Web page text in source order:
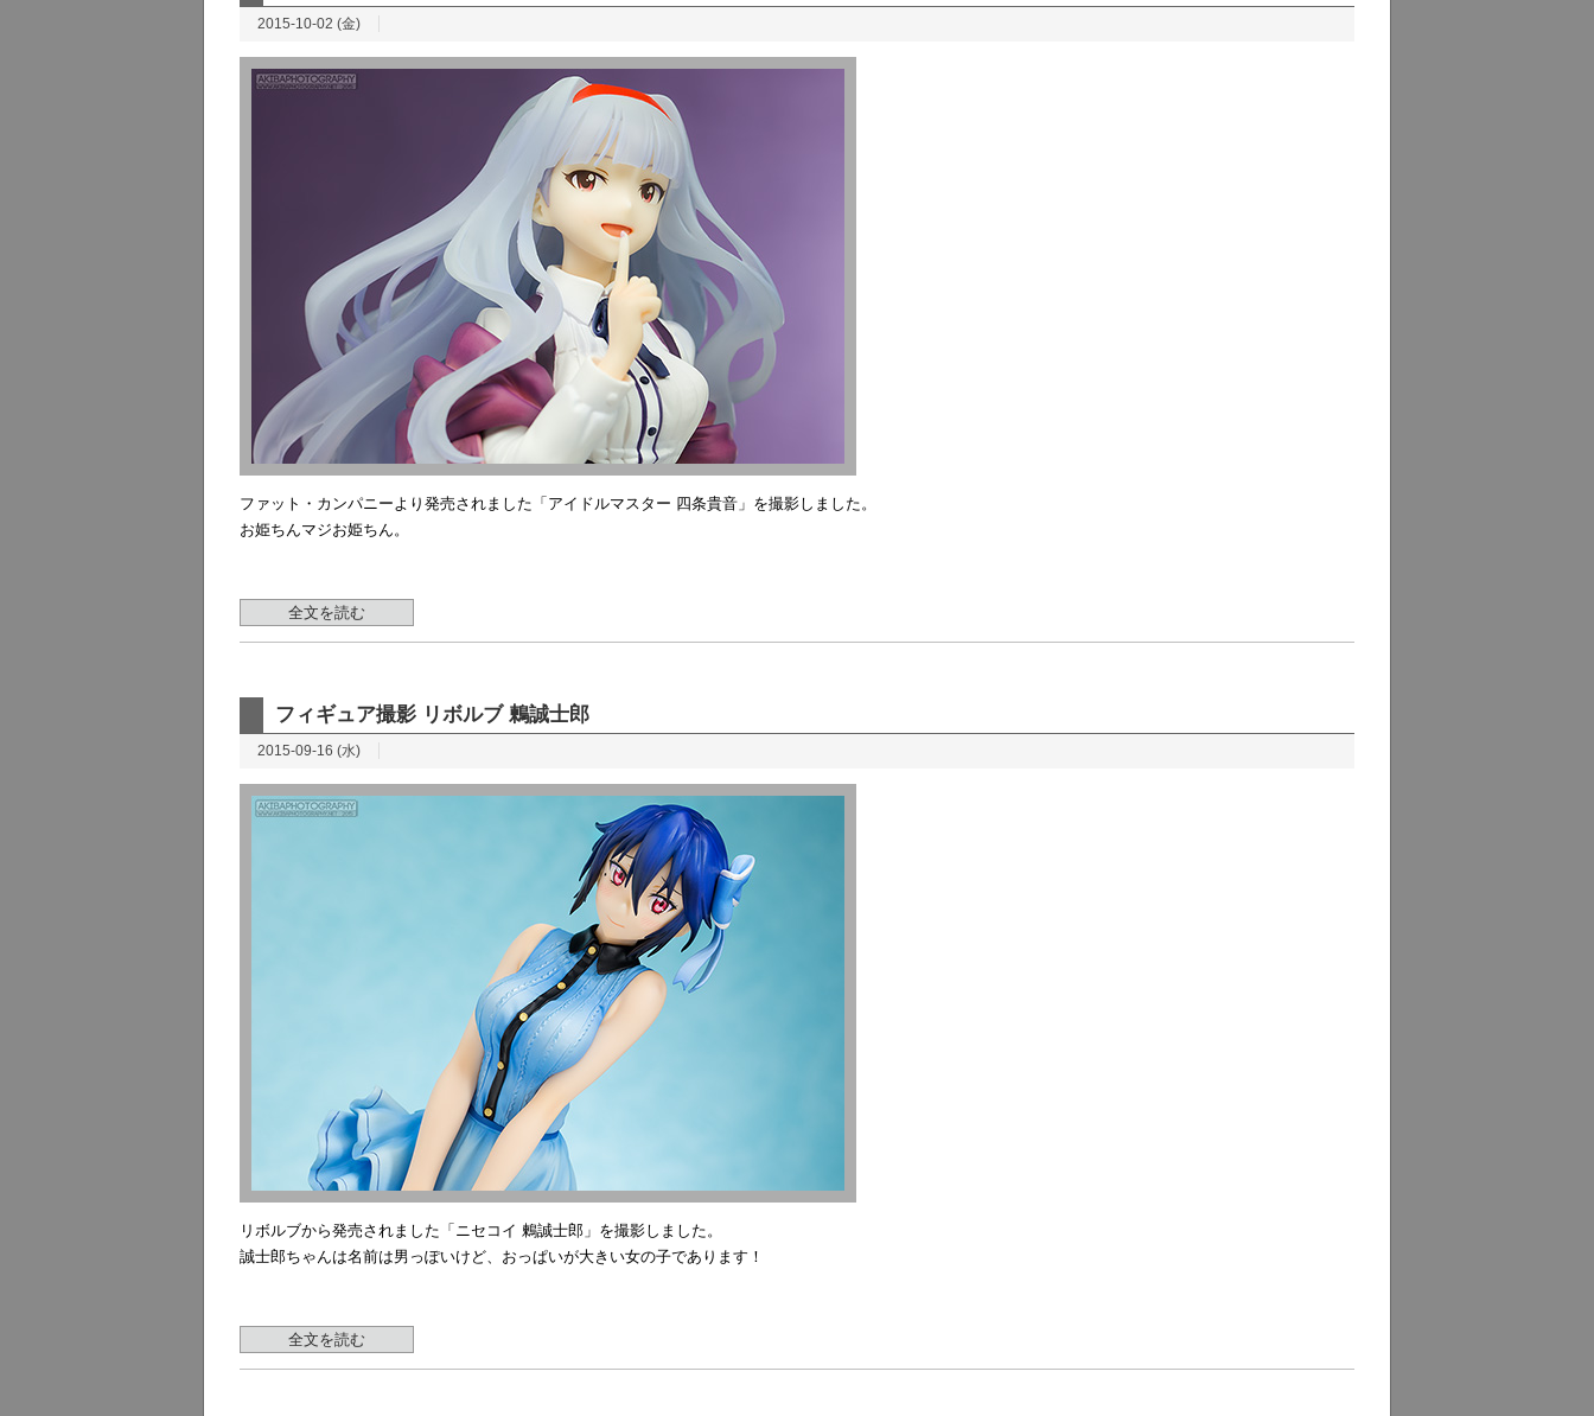
2015-10-02 (金)
ファット・カンパニーより発売されました「アイドルマスター 四条貴音」を撮影しました。
お姫ちんマジお姫ちん。
全文を読む
フィギュア撮影 リボルブ 鶫誠士郎
2015-09-16 (水)
リボルブから発売されました「ニセコイ 鶫誠士郎」を撮影しました。
誠士郎ちゃんは名前は男っぽいけど、おっぱいが大きい女の子であります！
全文を読む